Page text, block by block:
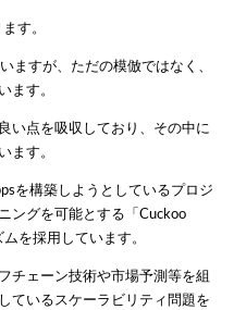
す。
ますが、ただの模倣ではなく、
ます。
い点を吸収しており、その中に
ます。
を構築しようとしているプロジ
ングを可能とする「Cuckoo
を採用しています。
チェーン技術や市場予測等を組
ているスケーラビリティ問題を